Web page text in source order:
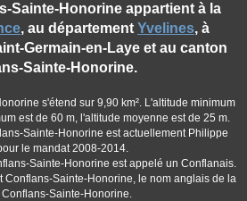
Sainte-Honorine appartient à la
, au département Yvelines, à
Germain-en-Laye et au canton
Sainte-Honorine.
s'étend sur 9,90 km². L'altitude minimum
est de 60 m, l'altitude moyenne est de 25 m.
Sainte-Honorine est actuellement Philippe
le mandat 2008-2014.
Sainte-Honorine est appelé un Conflanais.
Conflans-Sainte-Honorine, le nom anglais de la
Sainte-Honorine.